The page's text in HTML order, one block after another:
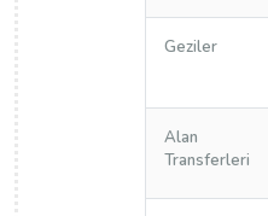
Geziler
Alan
Transferleri